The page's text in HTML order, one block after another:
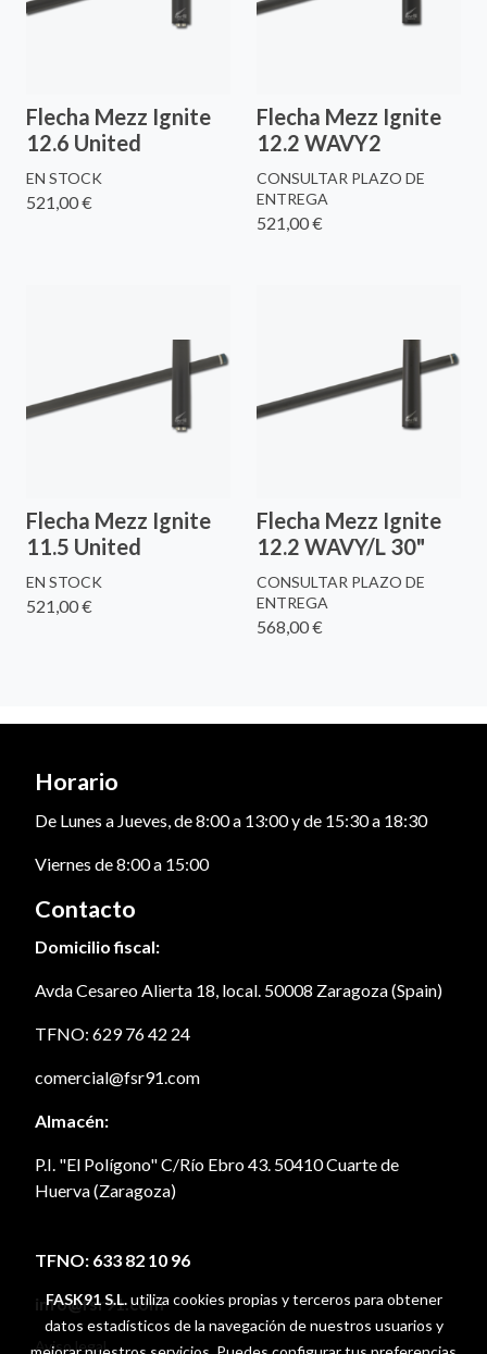
Flecha Mezz Ignite
12.6 United
EN STOCK
521,00 €
Flecha Mezz Ignite
12.2 WAVY2
CONSULTAR PLAZO DE
ENTREGA
521,00 €
Flecha Mezz Ignite
11.5 United
EN STOCK
521,00 €
Flecha Mezz Ignite
12.2 WAVY/L 30"
CONSULTAR PLAZO DE
ENTREGA
568,00 €
Horario
De Lunes a Jueves, de 8:00 a 13:00 y de 15:30 a 18:30
Viernes de 8:00 a 15:00
Contacto
Domicilio fiscal:
Avda Cesareo Alierta 18, local. 50008 Zaragoza (Spain)
TFNO: 629 76 42 24
comercial@fsr91.com
Almacén:
P.I. "El Polígono" C/Río Ebro 43. 50410 Cuarte de
Huerva (Zaragoza)
TFNO: 633 82 10 96
info@fsr91.com
Aviso legal
FASK91 S.L.utiliza cookies propias y terceros para obtener
datos estadísticos de la navegación de nuestros usuarios y